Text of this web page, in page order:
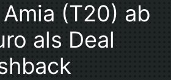
(T20) ab
als Deal